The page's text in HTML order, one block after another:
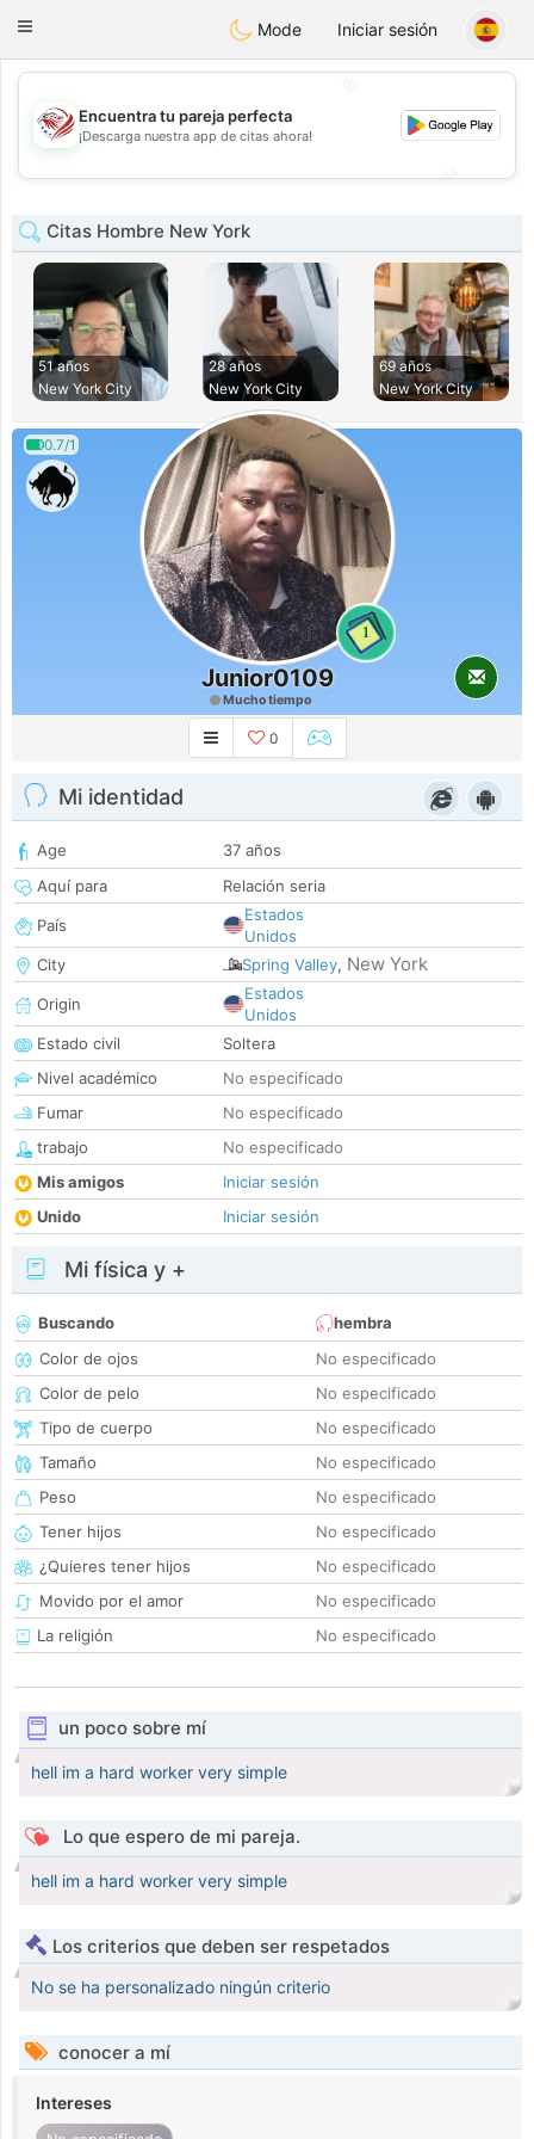
StatesDating
Toggle
Mode Iniciar sesión
💖
💕
Encuentra tu pareja perfecta
¡Descarga nuestra app de citas ahora!
Citas Hombre New York
51 años
New York City
28 años
New York City
69 años
New York City
0.7/1
1
Junior0109
Mucho tiempo
0
Mi identidad
Age
37 años
Aquí para
Relación seria
País
Estados
Unidos
City
Spring Valley, New York
Origin
Estados
Unidos
Estado civil
Soltera
Nivel académico
No especificado
Fumar
No especificado
trabajo
No especificado
Mis amigos
Iniciar sesión
Unido
Iniciar sesión
Mi física y +
Buscando
hembra
Color de ojos
No especificado
Color de pelo
No especificado
Tipo de cuerpo
No especificado
Tamaño
No especificado
Peso
No especificado
Tener hijos
No especificado
¿Quieres tener hijos
No especificado
Movido por el amor
No especificado
La religión
No especificado
un poco sobre mí
hell im a hard worker very simple
Lo que espero de mi pareja.
hell im a hard worker very simple
Los criterios que deben ser respetados
No se ha personalizado ningún criterio
conocer a mí
Intereses